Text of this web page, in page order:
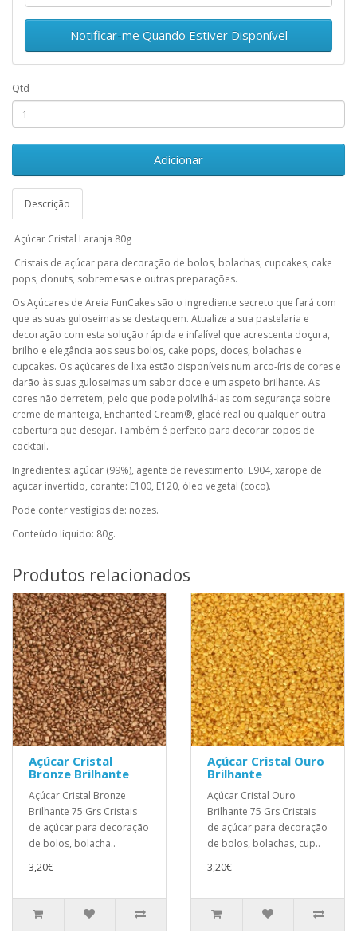
Notificar-me Quando Estiver Disponível
Qtd
Adicionar
Descrição
Açúcar Cristal Laranja 80g
Cristais de açúcar para decoração de bolos, bolachas, cupcakes, cake
pops, donuts, sobremesas e outras preparações.
Os Açúcares de Areia FunCakes são o ingrediente secreto que fará com
que as suas guloseimas se destaquem. Atualize a sua pastelaria e
decoração com esta solução rápida e infalível que acrescenta doçura,
brilho e elegância aos seus bolos, cake pops, doces, bolachas e
cupcakes. Os açúcares de lixa estão disponíveis num arco-íris de cores e
darão às suas guloseimas um sabor doce e um aspeto brilhante. As
cores não derretem, pelo que pode polvilhá-las com segurança sobre
creme de manteiga, Enchanted Cream®, glacé real ou qualquer outra
cobertura que desejar. Também é perfeito para decorar copos de
cocktail.
Ingredientes: açúcar (99%), agente de revestimento: E904, xarope de
açúcar invertido, corante: E100, E120, óleo vegetal (coco).
Pode conter vestígios de: nozes.
Conteúdo líquido: 80g.
Produtos relacionados
Açúcar Cristal
Bronze Brilhante
Açúcar Cristal Bronze
Brilhante 75 Grs Cristais
de açúcar para decoração
de bolos, bolacha..
3,20€
Açúcar Cristal Ouro
Brilhante
Açúcar Cristal Ouro
Brilhante 75 Grs Cristais
de açúcar para decoração
de bolos, bolachas, cup..
3,20€